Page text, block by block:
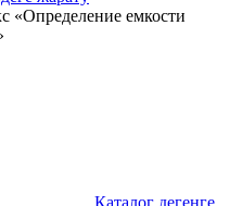
«Определение емкости
Каталог дегенге